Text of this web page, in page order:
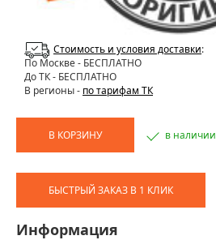
Стоимость и условия доставки:
По Москве- БЕСПЛАТНО
До ТК - БЕСПЛАТНО
В регионы - по тарифам ТК
В КОРЗИНУ в наличии
БЫСТРЫЙ ЗАКАЗ В 1 КЛИК
Информация